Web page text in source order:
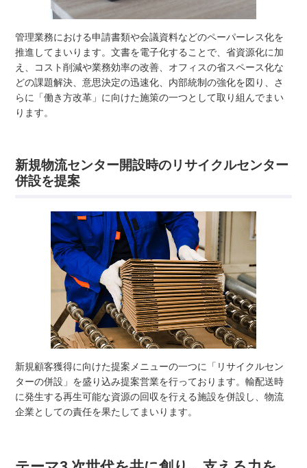
管理業務における申請書類や会議資料などのペーパーレス化を
推進してまいります。文書を電子化することで、省資源化に加
え、コスト削減や業務効率の改善、オフィスの省スペース化な
どの課題解決、意思決定の迅速化、内部統制の強化を図り、さ
らに「働き方改革」に向けた施策の一つとして取り組んでまい
ります。
新規物流センター開設時のリサイクルセンター
併設を提案
新規顧客獲得に向けた提案メニューの一つに「リサイクルセン
ターの併設」を盛り込み提案営業を行っております。輸配送時
に発生する再生可能な資源の回収を行える施設を併設し、物流
企業としての責任を果たしてまいります。